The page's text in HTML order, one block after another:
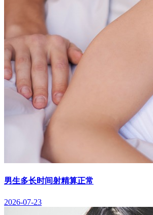
男生多长时间射精算正常
2026-07-23